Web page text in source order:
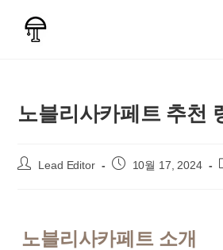
노블리사카페트 추천
Post Lead Editor
Post 10월 17, 2024
노블리사카페트 소개